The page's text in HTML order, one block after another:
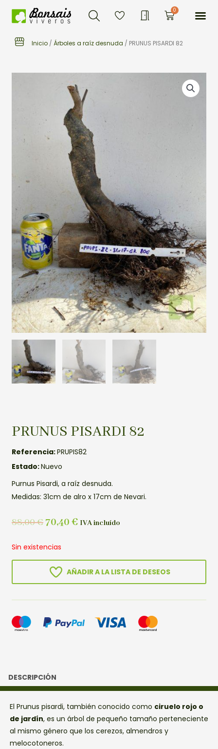
Buscar 0Carrito
Inicio / Árboles a raíz desnuda / PRUNUS PISARDI 82
PRUNUS PISARDI 82
Referencia:PRUPIS82
Estado:Nuevo
Purnus Pisardi, a raíz desnuda.
Medidas: 31cm de alro x 17cm de Nevari.
88,00€ 70,40 € IVA incluído
Sin existencias
AÑADIR A LA LISTA DE DESEOS
DESCRIPCIÓN
El Prunus pisardi, también conocido como ciruelo rojo o
de jardín, es un árbol de pequeño tamaño perteneciente
al mismo género que los cerezos, almendros y
melocotoneros.